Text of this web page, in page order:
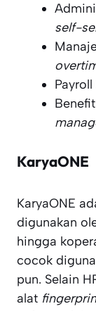
self-
KaryaONE
KaryaONE
digunakan
hingga
cocok
pun. Selain
alat